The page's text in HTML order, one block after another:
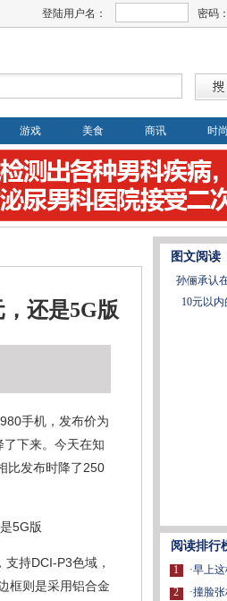
登陆用户名： 密码：
游戏 美食 商讯 时尚
还是5G版
手机，发布价为
下来。今天在知
比发布时降了250
持DCI-P3色域，
框则是采用铝合金
图文阅读
孙俪承认
10元以内
阅读排行
1
2
·早上
·撞脸张